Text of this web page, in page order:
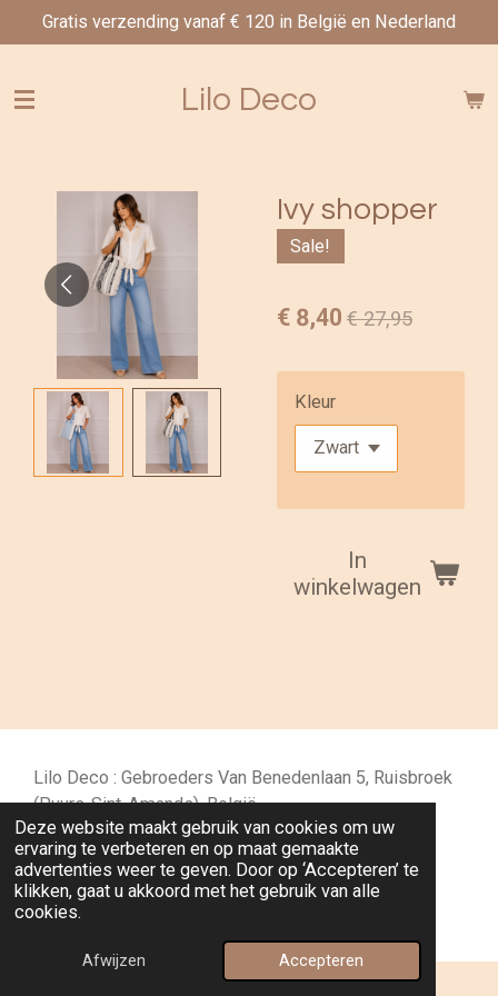
Deze website maakt gebruik van cookies om uw
ervaring te verbeteren en op maat gemaakte
advertenties weer te geven. Door op ‘Accepteren’ te
klikken, gaat u akkoord met het gebruik van alle
cookies.
Afwijzen Accepteren
direct
de
Gratis verzending vanaf € 120 in België en Nederland
Lilo Deco
Ivy shopper
Sale!
€ 8,40 € 27,95
Kleur
In
winkelwagen
Lilo Deco : Gebroeders Van Benedenlaan 5, Ruisbroek
(Puurs-Sint-Amands), België
BTW nummer : BE0763628342
IBAN (rekeningnummer) : BE49 1030 9150 2971
© 2024 - 2026 Lilo Deco
Powered by